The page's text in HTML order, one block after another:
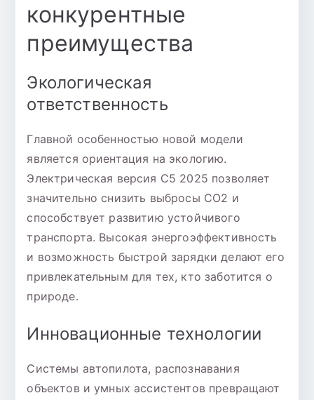
конкурентные
преимущества
Экологическая
ответственность
Главной особенностью новой модели
является ориентация на экологию.
Электрическая версия C5 2025 позволяет
значительно снизить выбросы CO2 и
способствует развитию устойчивого
транспорта. Высокая энергоэффективность
и возможность быстрой зарядки делают его
привлекательным для тех, кто заботится о
природе.
Инновационные технологии
Системы автопилота, распознавания
объектов и умных ассистентов превращают